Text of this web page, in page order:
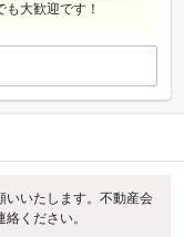
大歓迎です！
いいたします。不動産会
絡ください。